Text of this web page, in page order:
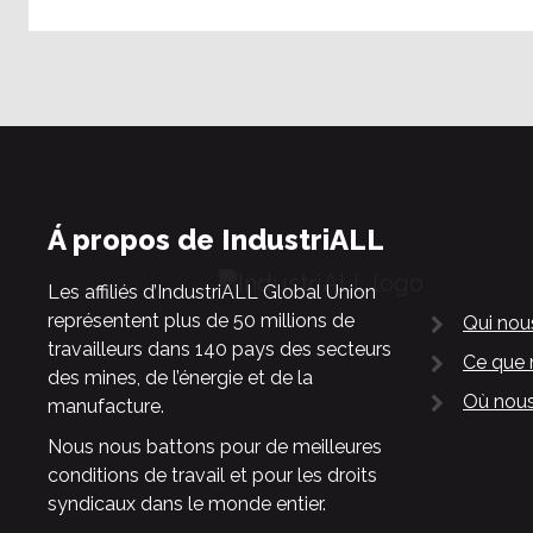
Á propos de IndustriALL
Les affiliés d’IndustriALL Global Union
représentent plus de 50 millions de
travailleurs dans 140 pays des secteurs
des mines, de l’énergie et de la
manufacture.
Nous nous battons pour de meilleures
conditions de travail et pour les droits
syndicaux dans le monde entier.
Qui
Ce que
Où